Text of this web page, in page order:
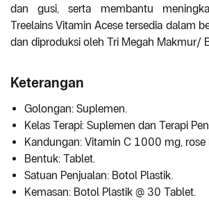
dan gusi, serta membantu
Treelains Vitamin Acese tersedia dalam
dan diproduksi oleh Tri Megah Makmur/
Keterangan
Golongan: Suplemen.
Kelas Terapi: Suplemen dan Terapi
Kandungan: Vitamin C 1000 mg,
Bentuk: Tablet.
Satuan Penjualan: Botol Plastik.
Kemasan: Botol Plastik @ 30 Tablet.